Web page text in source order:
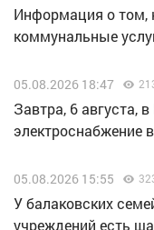
Информация о том,
коммунальные
05.08.2026 18:47
Завтра, 6 августа,
электроснабжение
05.08.2026 15:55
У балаковских
учреждений есть